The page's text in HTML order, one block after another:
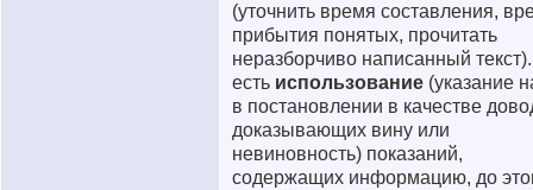
(уточнить время составления,
прибытия понятых, прочитать
неразборчиво написанный
есть использование (указание
в постановлении в качестве
доказывающих вину или
невиновность) показаний,
содержащих информацию, до